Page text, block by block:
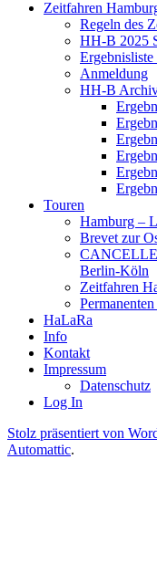
Zeitfahren
Regeln des
HH-B 2025
Anmeldung
HH-B
Touren
Hamburg –
Brevet zur
Berlin-Köln
Zeitfahren
HaLaRa
Info
Kontakt
Impressum
Datenschutz
Log In
Stolz präsentiert von
Automattic.